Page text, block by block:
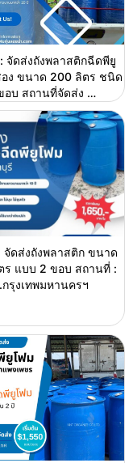
จัดส่งถังพลาสติกฉีดพียู
ง ขนาด 200 ลิตร ชนิด
อบ สถานที่จัดส่ง …
จัดส่งถังพลาสติก ขนาด
ร แบบ 2 ขอบ สถานที่ :
กรุงเทพมหานครฯ